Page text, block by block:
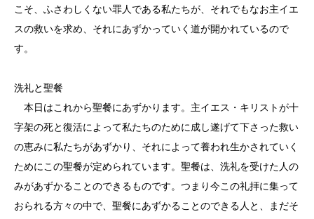
こそ、ふさわしくない罪人である私たちが、それでもなお主イエ
スの救いを求め、それにあずかっていく道が開かれているので
す。
洗礼と聖餐
本日はこれから聖餐にあずかります。主イエス・キリストが十
字架の死と復活によって私たちのために成し遂げて下さった救い
の恵みに私たちがあずかり、それによって養われ生かされていく
ためにこの聖餐が定められています。聖餐は、洗礼を受けた人の
みがあずかることのできるものです。つまり今この礼拝に集って
おられる方々の中で、聖餐にあずかることのできる人と、まだそ